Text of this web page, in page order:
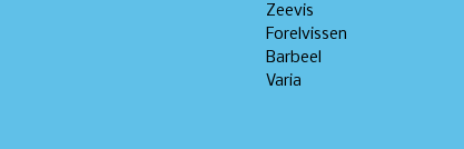
Zeevis
Forelvissen
Barbeel
Varia